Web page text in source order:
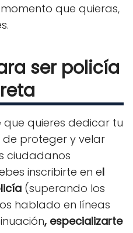
que quieras,
ser policía
que quieres dedicar tu
proteger y velar
ciudadanos
inscribirte en el
(superando los
hablado en líneas
, especializarte